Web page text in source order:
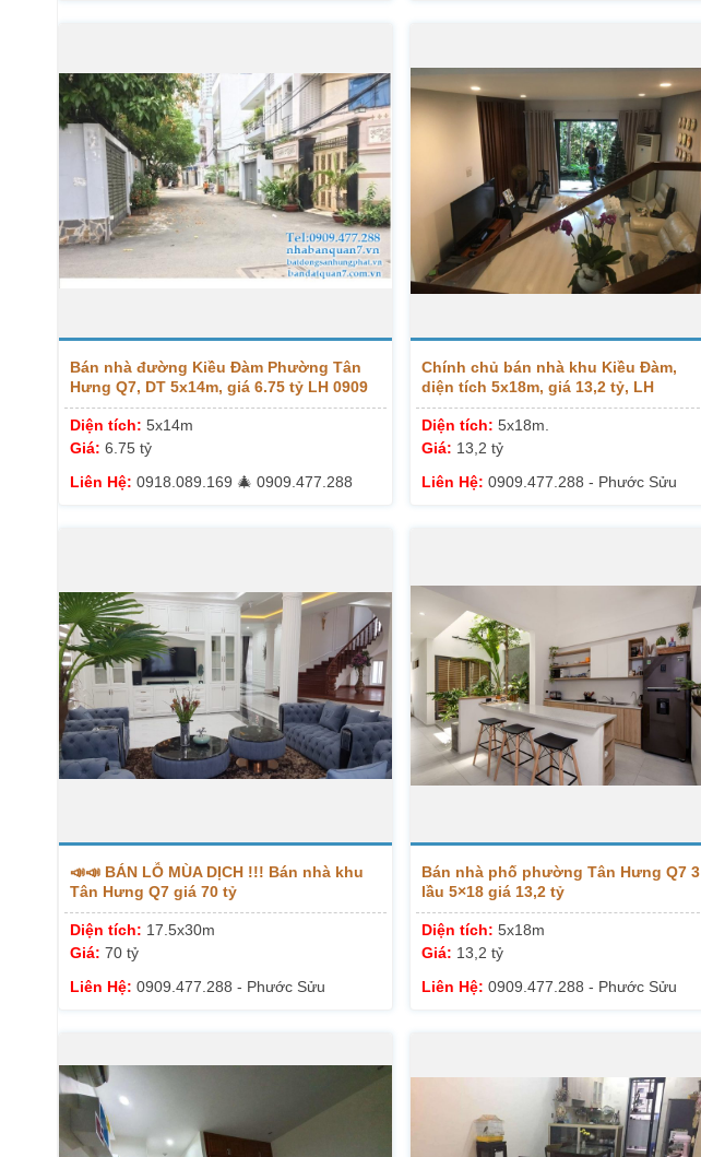
Bán nhà đường Kiều Đàm Phường Tân
Hưng Q7, DT 5x14m, giá 6.75 tỷ LH 0909
477 288
Diện tích: 5x14m
Giá: 6.75 tỷ
Liên Hệ: 0918.089.169 🎄 0909.477.288
Chính chủ bán nhà khu Kiều Đàm,
diện tích 5x18m, giá 13,2 tỷ, LH
0909.477.288
Diện tích: 5x18m.
Giá: 13,2 tỷ
Liên Hệ: 0909.477.288 - Phước Sửu
📣📣 BÁN LỖ MÙA DỊCH !!! Bán nhà khu
Tân Hưng Q7 giá 70 tỷ
Diện tích: 17.5x30m
Giá: 70 tỷ
Liên Hệ: 0909.477.288 - Phước Sửu
Bán nhà phố phường Tân Hưng Q7 3
lầu 5×18 giá 13,2 tỷ
Diện tích: 5x18m
Giá: 13,2 tỷ
Liên Hệ: 0909.477.288 - Phước Sửu